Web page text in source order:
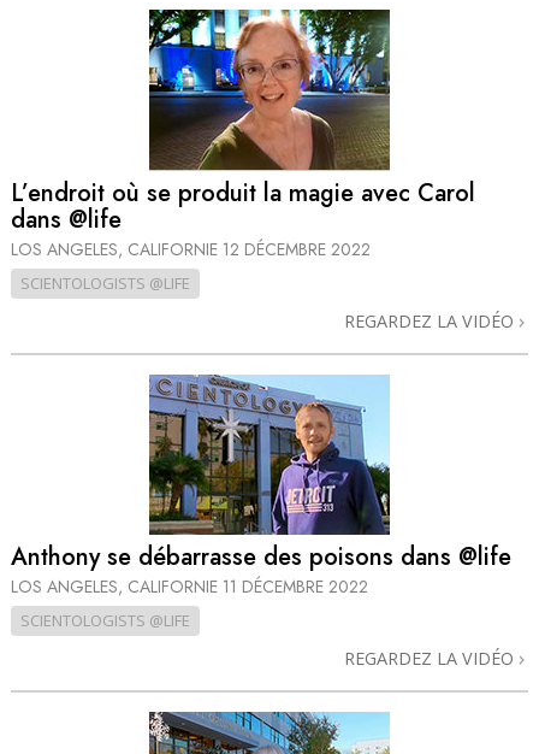
L’endroit où se produit la magie avec Carol
dans @life
LOS ANGELES, CALIFORNIE 12 DÉCEMBRE 2022
SCIENTOLOGISTS @LIFE
REGARDEZ LA VIDÉO
Anthony se débarrasse des poisons dans @life
LOS ANGELES, CALIFORNIE 11 DÉCEMBRE 2022
SCIENTOLOGISTS @LIFE
REGARDEZ LA VIDÉO